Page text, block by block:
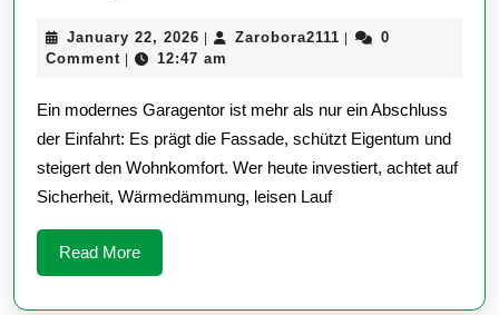
Komfort
Stil
Moderne
Garagentore
January 22, 2026 January
22,
| Zarobora2111 Zarobora2111
|
0
Comment | 12:47 am
Ein modernes Garagentor ist mehr als nur ein Abschluss
der Einfahrt: Es prägt die Fassade, schützt Eigentum und
steigert den Wohnkomfort. Wer heute investiert, achtet auf
Sicherheit, Wärmedämmung, leisen Lauf
Read MoreRead
More